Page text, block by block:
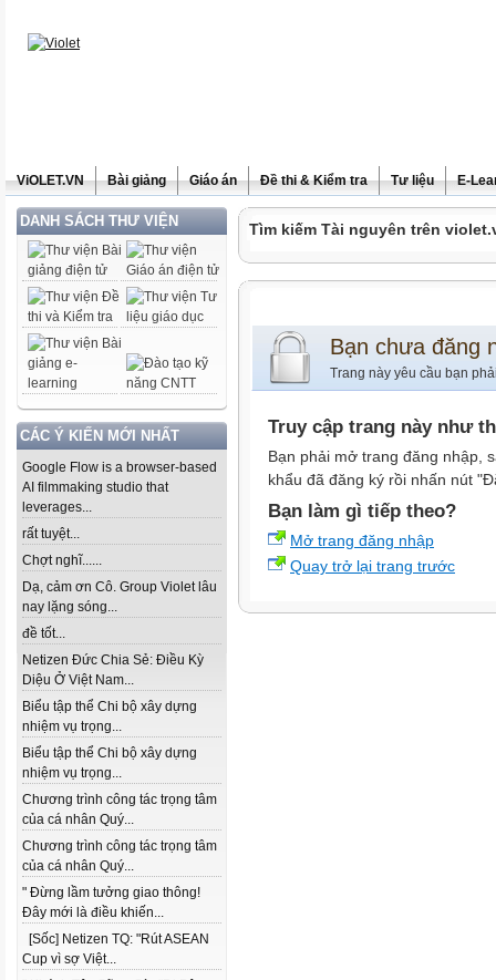
ViOLET.VN Bài giảng Giáo án Đề thi & Kiểm tra Tư liệu E-
DANH SÁCH THƯ VIỆN
CÁC Ý KIẾN MỚI NHẤT
Google Flow is a browser-based
AI filmmaking studio that
leverages...
rất tuyệt...
Chợt nghĩ......
Dạ, cảm ơn Cô. Group Violet lâu
nay lặng sóng...
đề tốt...
Netizen Đức Chia Sẻ: Điều Kỳ
Diệu Ở Việt Nam...
Biểu tập thể Chi bộ xây dựng
nhiệm vụ trọng...
Biểu tập thể Chi bộ xây dựng
nhiệm vụ trọng...
Chương trình công tác trọng tâm
của cá nhân Quý...
Chương trình công tác trọng tâm
của cá nhân Quý...
" Đừng lầm tưởng giao thông!
Đây mới là điều khiến...
[Sốc] Netizen TQ: "Rút ASEAN
Cup vì sợ Việt...
Tìm kiếm Tài nguyên trên
Bạn chưa đăng
Trang này yêu cầu bạn
Truy cập trang này như
Bạn phải mở trang đăng nhập,
khẩu đã đăng ký rồi nhấn nút
Bạn làm gì tiếp theo?
Mở trang đăng nhập
Quay trở lại trang trước